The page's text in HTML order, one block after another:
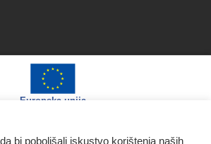
Europska unija
bi poboljšali iskustvo korištenja naših